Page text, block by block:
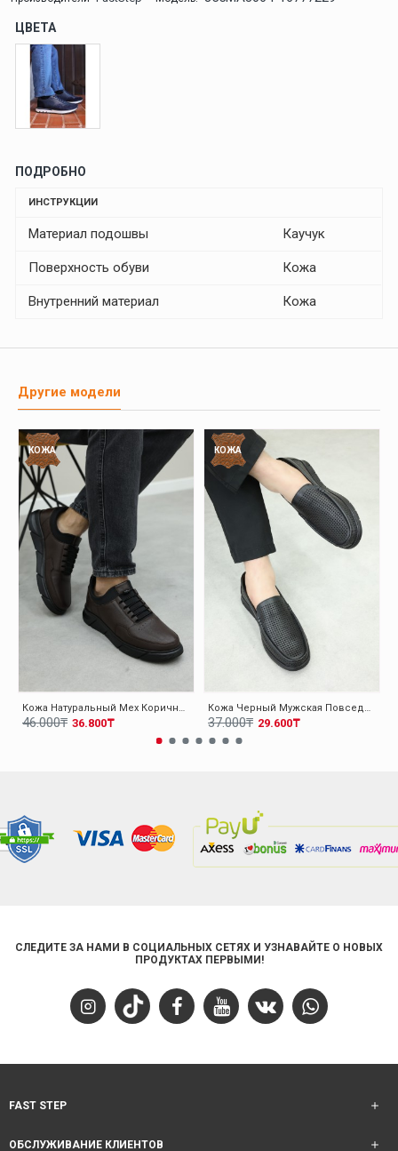
ЦВЕТА
ПОДРОБНО
ИНСТРУКЦИИ
Материал подошвы Каучук
Поверхность обуви Кожа
Внутренний материал Кожа
Другие модели
КОЖА
Кожа Натуральный Мех Коричневый Мужская Повседневная Обувь 126KMA137
36.800₸
46.000₸
КОЖА
Кожа Черный Мужская Повседневная Обувь 126MA001
29.600₸
37.000₸
СЛЕДИТЕ ЗА НАМИ В СОЦИАЛЬНЫХ СЕТЯХ И УЗНАВАЙТЕ О НОВЫХ
ПРОДУКТАХ ПЕРВЫМИ!
FAST STEP
ОБСЛУЖИВАНИЕ КЛИЕНТОВ